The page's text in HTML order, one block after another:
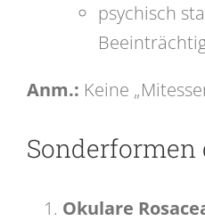
psychisch
Anm.: Keine
Sonderformen
Okulare